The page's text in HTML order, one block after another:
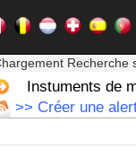
Recherche
Instuments de
>> Créer une
Calais - Belgique -